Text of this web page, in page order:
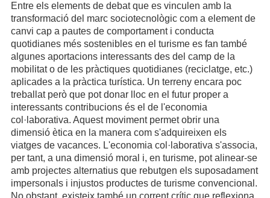
Entre els elements de debat que es vinculen amb la
transformació del marc sociotecnològic com a element de
canvi cap a pautes de comportament i conducta
quotidianes més sostenibles en el turisme es fan també
algunes aportacions interessants des del camp de la
mobilitat o de les pràctiques quotidianes (reciclatge, etc.)
aplicades a la pràctica turística. Un terreny encara poc
treballat però que pot donar lloc en el futur proper a
interessants contribucions és el de l'economia
col·laborativa. Aquest moviment permet obrir una
dimensió ètica en la manera com s'adquireixen els
viatges de vacances. L'economia col·laborativa s'associa,
per tant, a una dimensió moral i, en turisme, pot alinear-se
amb projectes alternatius que rebutgen els suposadament
impersonals i injustos productes de turisme convencional.